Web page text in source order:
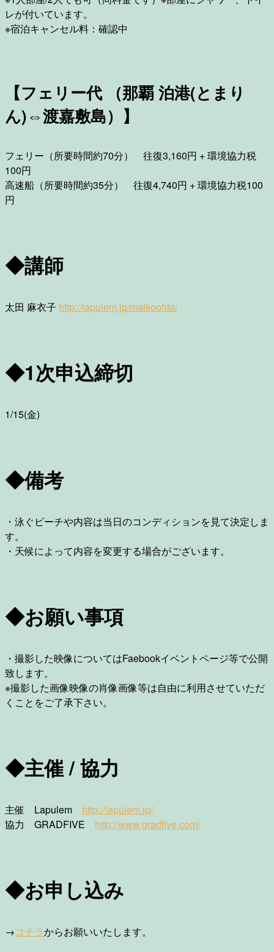
レが付いています。
※宿泊キャンセル料：確認中
【フェリー代 （那覇 泊港(とまり
ん)⇔渡嘉敷島）】
フェリー（所要時間約70分） 往復3,160円 + 環境協力税
100円
高速船（所要時間約35分） 往復4,740円 + 環境協力税100
円
◆講師
太田 麻衣子 http://lapulem.jp/maikoohta/
◆1次申込締切
1/15(金)
◆備考
・泳ぐビーチや内容は当日のコンディションを見て決定しま
す。
・天候によって内容を変更する場合がございます。
◆お願い事項
・撮影した映像についてはFaebookイベントページ等で公開
致します。
※撮影した画像映像の肖像画像等は自由に利用させていただ
くことをご了承下さい。
◆主催 / 協力
主催 Lapulem http://lapulem.jp/
協力 GRADFIVE http://www.gradfive.com/
◆お申し込み
→コチラからお願いいたします。